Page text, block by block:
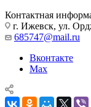
Контактная
г. Ижевск, ул.
685747@mail.ru
Вконтакте
Max